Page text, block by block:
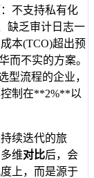
不支持私有化
缺乏审计日志一
本(TCO)超出预
而不实的方案。
型流程的企业，
制在**2%**以
续迭代的旅
维对比后，会
上，而是源于